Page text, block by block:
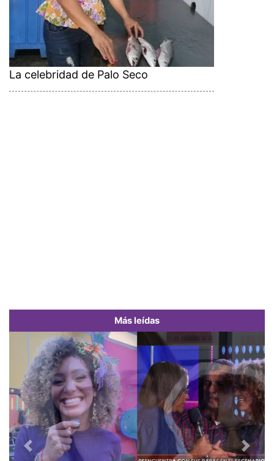
La celebridad de Palo Seco
Más leídas
Previous Next